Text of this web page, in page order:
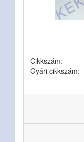
Cikkszám:
Gyári cikkszám: